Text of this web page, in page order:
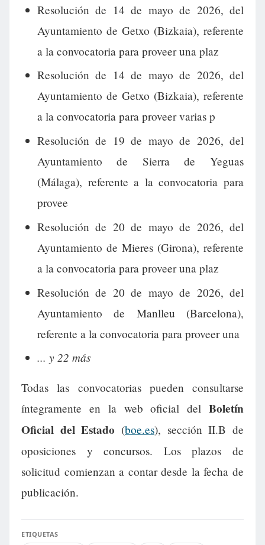
Resolución de 14 de mayo de 2026, del
Ayuntamiento de Getxo (Bizkaia), referente
a la convocatoria para proveer una plaz
Resolución de 14 de mayo de 2026, del
Ayuntamiento de Getxo (Bizkaia), referente
a la convocatoria para proveer varias p
Resolución de 19 de mayo de 2026, del
Ayuntamiento de Sierra de Yeguas
(Málaga), referente a la convocatoria para
provee
Resolución de 20 de mayo de 2026, del
Ayuntamiento de Mieres (Girona), referente
a la convocatoria para proveer una plaz
Resolución de 20 de mayo de 2026, del
Ayuntamiento de Manlleu (Barcelona),
referente a la convocatoria para proveer una
... y 22 más
Todas las convocatorias pueden consultarse
íntegramente en la web oficial del Boletín
Oficial del Estado (boe.es), sección II.B de
oposiciones y concursos. Los plazos de
solicitud comienzan a contar desde la fecha de
publicación.
ETIQUETAS